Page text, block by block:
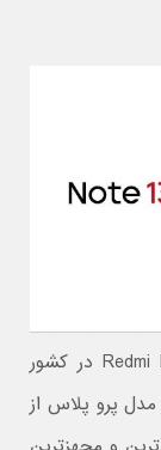
در حال حاضر هر سه نسخه گوشی Redmi Note 13 در کشور
پرو پلاس از